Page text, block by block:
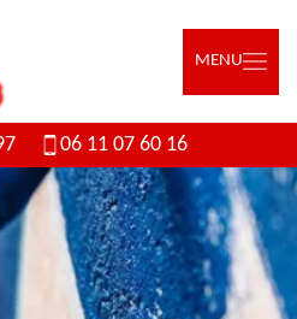
MENU
06 11 07 60 16